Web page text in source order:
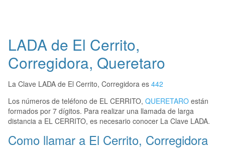
LADA de El Cerrito,
Corregidora, Queretaro
La Clave LADA de El Cerrito, Corregidora es 442
Los números de teléfono de EL CERRITO, QUERETARO están
formados por 7 dígitos. Para realizar una llamada de larga
distancia a EL CERRITO, es necesario conocer La Clave LADA.
Como llamar a El Cerrito, Corregidora